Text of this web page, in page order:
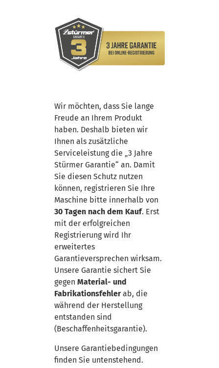
Wir möchten, dass Sie lange
Freude an Ihrem Produkt
haben. Deshalb bieten wir
Ihnen als zusätzliche
Serviceleistung die „3 Jahre
Stürmer Garantie“ an. Damit
Sie diesen Schutz nutzen
können, registrieren Sie Ihre
Maschine bitte innerhalb von
30 Tagen nach dem Kauf. Erst
mit der erfolgreichen
Registrierung wird Ihr
erweitertes
Garantieversprechen wirksam.
Unsere Garantie sichert Sie
gegen Material- und
Fabrikationsfehlerab, die
während der Herstellung
entstanden sind
(Beschaffenheitsgarantie).
Unsere Garantiebedingungen
finden Sie untenstehend.